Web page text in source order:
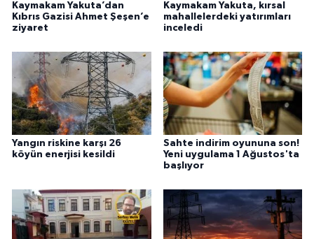
Kaymakam Yakuta’dan
Kıbrıs Gazisi Ahmet Şeşen’e
ziyaret
Kaymakam Yakuta, kırsal
mahallelerdeki yatırımları
inceledi
Yangın riskine karşı 26
köyün enerjisi kesildi
Sahte indirim oyununa son!
Yeni uygulama 1 Ağustos'ta
başlıyor